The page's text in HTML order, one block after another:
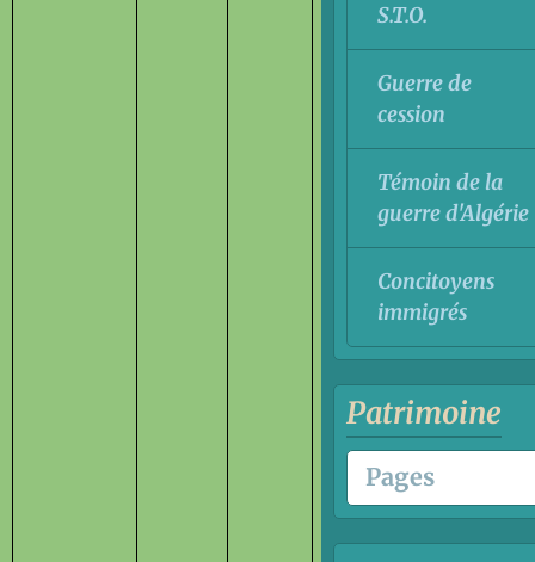
S.T.O.
Guerre de
cession
Témoin de la
guerre d'Algérie
Concitoyens
immigrés
Patrimoine